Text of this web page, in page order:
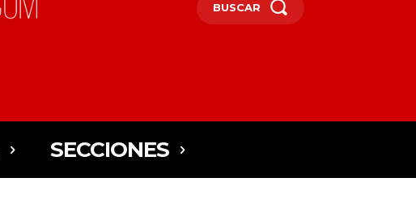
BUSCAR
SECCIONES